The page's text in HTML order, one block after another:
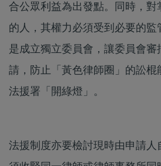
合公眾利益為出發點。同時，對
的人，其權力必須受到必要的
是成立獨立委員會，讓委員會審
請，防止「黃色律師圈」的訟棍
法援署「開綠燈」。
法援制度亦要檢討現時由申請